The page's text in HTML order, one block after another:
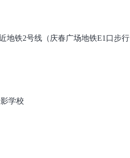
地铁2号线（庆春广场地铁E1口步行
学校